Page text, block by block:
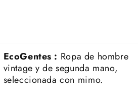
EcoGentes : Ropa de hombre
vintage y de segunda mano,
seleccionada con mimo.